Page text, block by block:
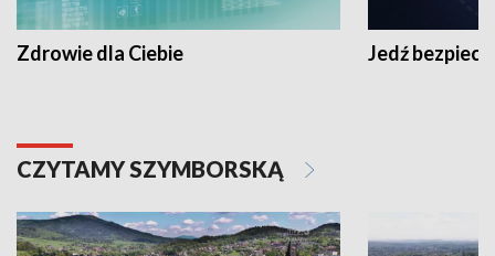
Zdrowie dla Ciebie Jedź
CZYTAMY SZYMBORSKĄ